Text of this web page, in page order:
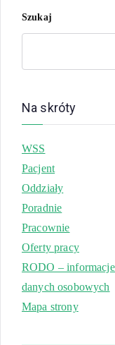
Szukaj
Na skróty
WSS
Pacjent
Oddziały
Poradnie
Pracownie
Oferty pracy
RODO –
danych osobowych
Mapa strony